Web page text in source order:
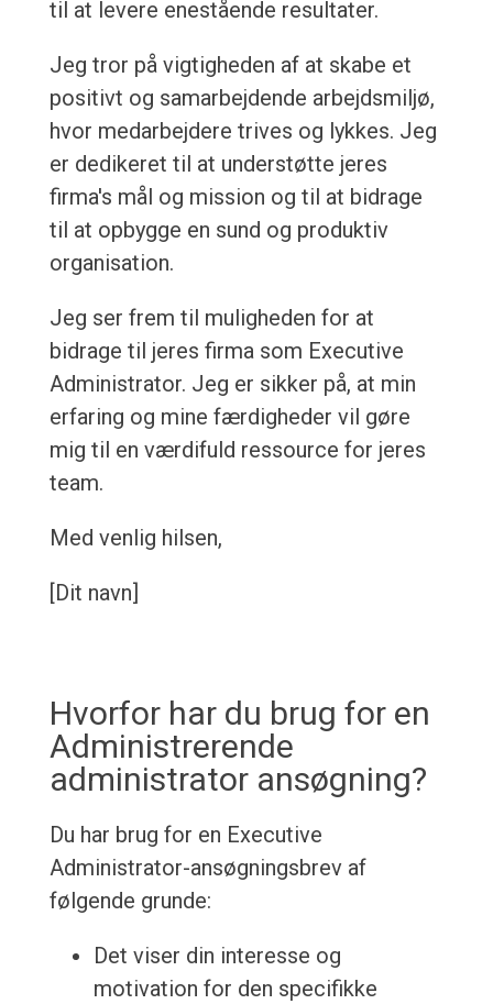
til at levere enestående resultater.
Jeg tror på vigtigheden af at skabe et
positivt og samarbejdende arbejdsmiljø,
hvor medarbejdere trives og lykkes. Jeg
er dedikeret til at understøtte jeres
firma's mål og mission og til at bidrage
til at opbygge en sund og produktiv
organisation.
Jeg ser frem til muligheden for at
bidrage til jeres firma som Executive
Administrator. Jeg er sikker på, at min
erfaring og mine færdigheder vil gøre
mig til en værdifuld ressource for jeres
team.
Med venlig hilsen,
[Dit navn]
Hvorfor har du brug for en
Administrerende
administrator ansøgning?
Du har brug for en Executive
Administrator-ansøgningsbrev af
følgende grunde:
Det viser din interesse og
motivation for den specifikke